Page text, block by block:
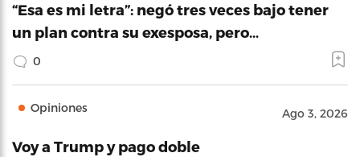
“Esa es mi letra”: negó tres veces bajo tener
un plan contra su exesposa, pero…
0
Opiniones Ago 3, 2026
Voy a Trump y pago doble